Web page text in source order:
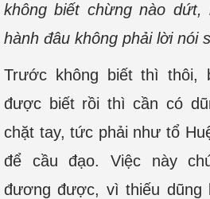
không biết chừng nào dứt,
hành đâu không phải lời nói
Trước không biết thì thôi,
được biết rồi thì cần có
chặt tay, tức phải như tổ
để cầu đạo. Việc này
đương được, vì thiếu dũng